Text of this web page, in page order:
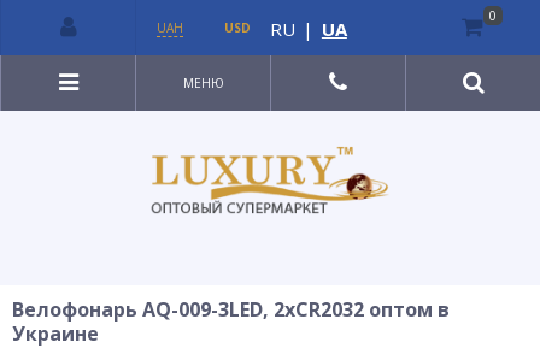
МЕНЮ
Велофонарь AQ-009-3LED, 2xCR2032 оптом в
Украине
UAH USD RU | UA
0